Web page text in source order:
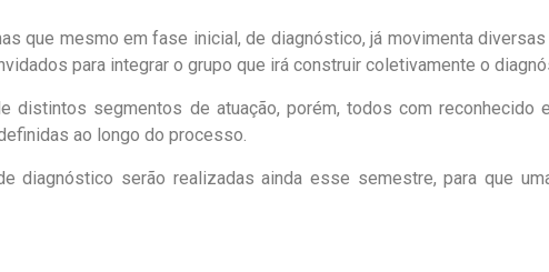
que mesmo em fase inicial, de diagnóstico, já movimenta
para integrar o grupo que irá construir coletivamente o
segmentos de atuação, porém, todos com reconhecido
ao longo do processo.
diagnóstico serão realizadas ainda esse semestre, para que